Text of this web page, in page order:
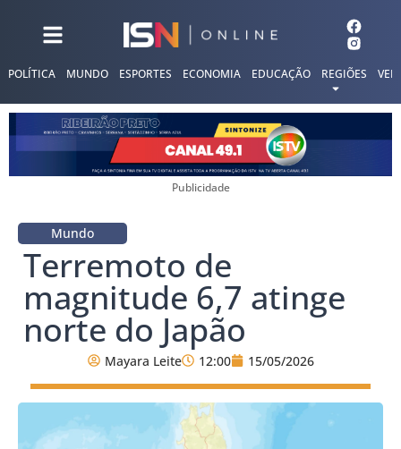
POLÍTICA MUNDO ESPORTES ECONOMIA EDUCAÇÃO REGIÕES
Publicidade
Mundo
Terremoto de
magnitude 6,7 atinge
norte do Japão
Mayara Leite 12:00 15/05/2026